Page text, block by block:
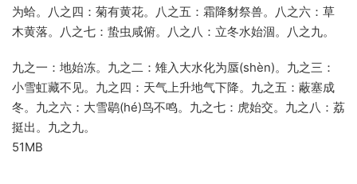
为蛤。八之四：菊有黄花。八之五：霜降豺祭兽。八之六：草
木黄落。八之七：蛰虫咸俯。八之八：立冬水始涸。八之九。
九之一：地始冻。九之二：雉入大水化为蜃(shèn)。九之三：
小雪虹藏不见。九之四：天气上升地气下降。九之五：蔽塞成
冬。九之六：大雪鹖(hé)鸟不鸣。九之七：虎始交。九之八：荔
挺出。九之九。
51MB